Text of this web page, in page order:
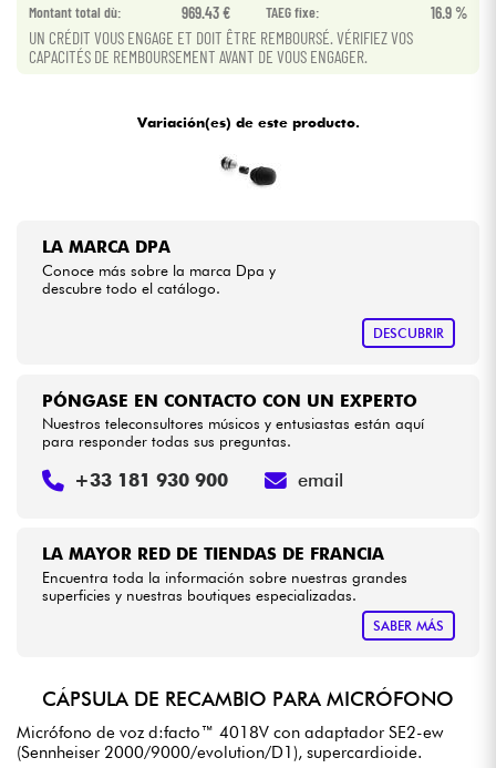
Montant total dù:
969.43 € TAEG fixe: 16.9 %
UN CRÉDIT VOUS ENGAGE ET DOIT ÊTRE REMBOURSÉ. VÉRIFIEZ VOS
CAPACITÉS DE REMBOURSEMENT AVANT DE VOUS ENGAGER.
Variación(es) de este producto.
LA MARCA DPA
Conoce más sobre la marca Dpa y
descubre todo el catálogo.
DESCUBRIR
LA MAYOR RED DE TIENDAS DE FRANCIA
Encuentra toda la información sobre nuestras grandes
superficies y nuestras boutiques especializadas.
SABER MÁS
PÓNGASE EN CONTACTO CON UN EXPERTO
Nuestros teleconsultores músicos y entusiastas están aquí
para responder todas sus preguntas.
+33 181 930 900 email
CÁPSULA DE RECAMBIO PARA MICRÓFONO
Micrófono de voz d:facto™ 4018V con adaptador SE2-ew
(Sennheiser 2000/9000/evolution/D1), supercardioide.